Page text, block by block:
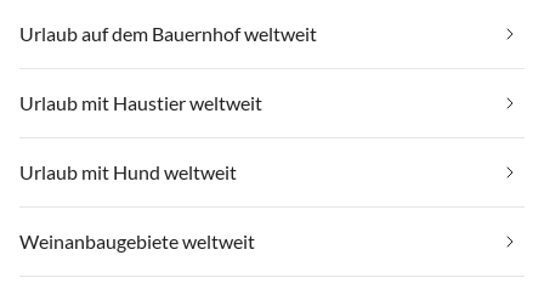
Urlaub auf dem Bauernhof weltweit
Urlaub mit Haustier weltweit
Urlaub mit Hund weltweit
Weinanbaugebiete weltweit